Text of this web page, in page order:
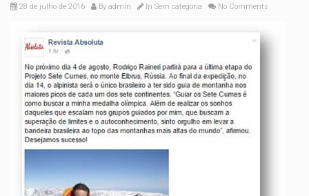
28 de julho de 2016 By admin In Sem categoria No Comments